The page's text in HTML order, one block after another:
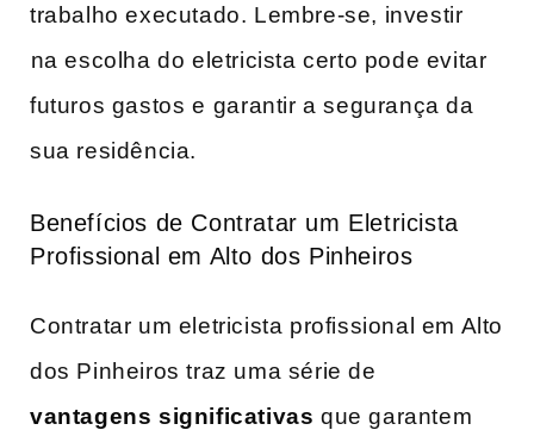
‍trabalho executado. Lembre-se, investir
⁢na escolha do eletricista certo pode ‌evitar
futuros gastos e ⁣garantir‍ a segurança da
sua residência.
Benefícios de Contratar um Eletricista
Profissional em Alto ‍dos Pinheiros
Contratar um eletricista‍ profissional em Alto
dos Pinheiros traz uma série de
vantagens significativas que garantem